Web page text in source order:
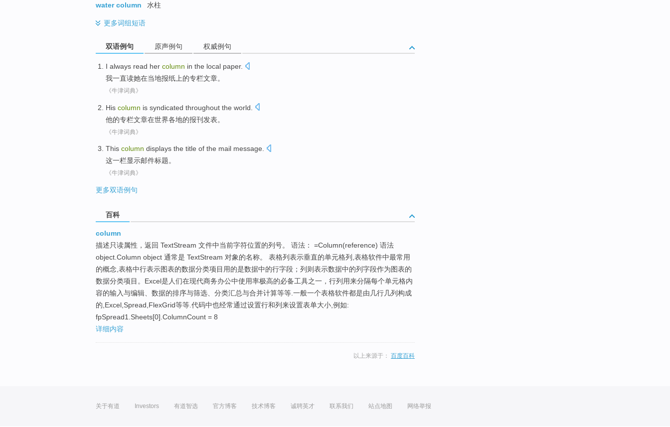
water column
水柱
更多词组短语
双语例句 原声例句 权威例句
I always read her column in the local paper.
我一直读她在当地报纸上的专栏文章。
《牛津词典》
His column is syndicated throughout the world
他的专栏文章在世界各地的报刊发表。
《牛津词典》
This column displays the title of the mail message.
这一栏显示邮件标题。
《牛津词典》
更多双语例句
百科
column
描述只读属性，返回 TextStream 文件中当前字符位置的列号。 语法： =Column(reference) 语法
object.Column object 通常是 TextStream 对象的名称。 表格列表示垂直的单元格列,表格软件中最常用
的概念,表格中行表示图表的数据分类项目用的是数据中的行字段；列则表示数据中的列字段作为图表的
数据分类项目。Excel是人们在现代商务办公中使用率极高的必备工具之一，行列用来分隔每个单元格内
容的输入与编辑、数据的排序与筛选、分类汇总与合并计算等等.一般一个表格软件都是由几行几列构成
的,Excel,Spread,FlexGrid等等.代码中也经常通过设置行和列来设置表单大小,例如:
fpSpread1.Sheets[0].ColumnCount = 8
详细内容
以上来源于： 百度百科
关于有道 Investors 有道智选 官方博客 技术博客 诚聘英才 联系我们 站点地图 网络举报